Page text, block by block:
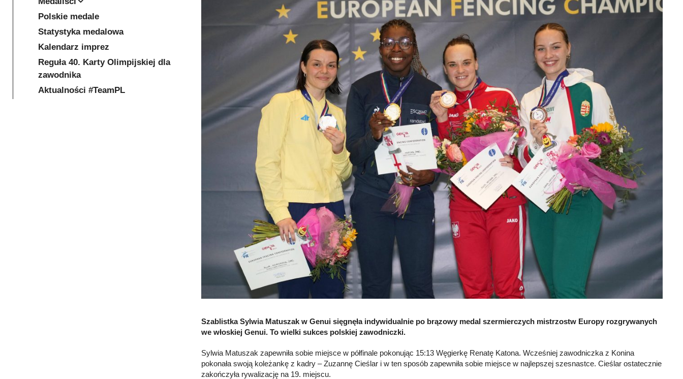
Szablistka Sylwia Matuszak w Genui sięgnęła indywidualnie po brązowy medal szermierczych mistrzostw Europy rozgrywanych
we włoskiej Genui. To wielki sukces polskiej zawodniczki.
Sylwia Matuszak zapewniła sobie miejsce w półfinale pokonując 15:13 Węgierkę Renatę Katona. Wcześniej zawodniczka z Konina
pokonała swoją koleżankę z kadry – Zuzannę Cieślar i w ten sposób zapewniła sobie miejsce w najlepszej szesnastce. Cieślar ostatecznie
zakończyła rywalizację na 19. miejscu.
Polskie medale
Statystyka medalowa
Kalendarz imprez
Reguła 40. Karty Olimpijskiej dla
zawodnika
Aktualności #TeamPL